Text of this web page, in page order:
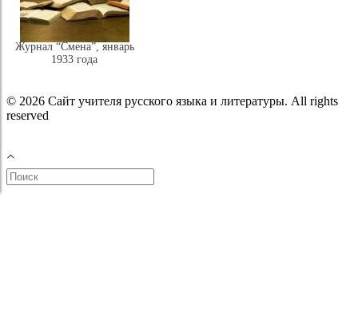
Журнал “Смена”, январь
1933 года
© 2026 Сайт учителя русского языка и литературы. All rights
reserved